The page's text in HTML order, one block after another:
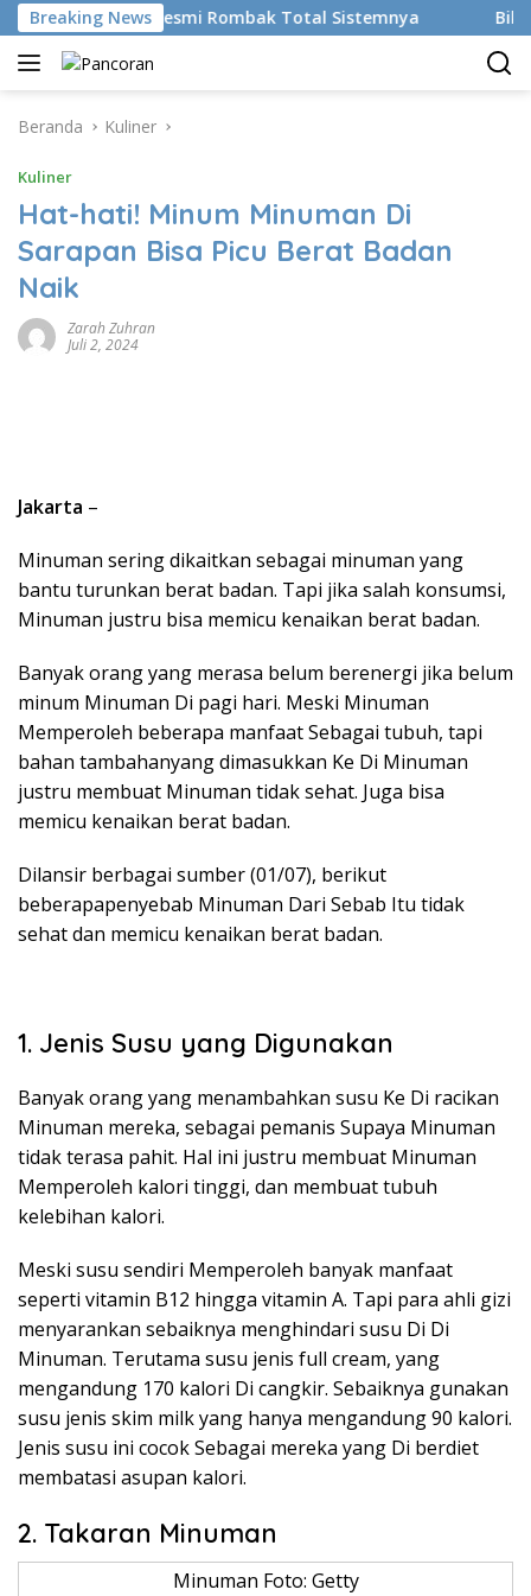
Langsung
ke
konten
Breaking News
Resmi Rombak Total Sistemnya Bikin Gen Z
Beranda Kuliner
Kuliner
Hat-hati! Minum Minuman Di
Sarapan Bisa Picu Berat Badan
Naik
Zarah Zuhran
Juli 2, 2024
Jakarta –
Minuman sering dikaitkan sebagai minuman yang
bantu turunkan berat badan. Tapi jika salah konsumsi,
Minuman justru bisa memicu kenaikan berat badan.
Banyak orang yang merasa belum berenergi jika belum
minum Minuman Di pagi hari. Meski Minuman
Memperoleh beberapa manfaat Sebagai tubuh, tapi
bahan tambahanyang dimasukkan Ke Di Minuman
justru membuat Minuman tidak sehat. Juga bisa
memicu kenaikan berat badan.
Dilansir berbagai sumber (01/07), berikut
beberapapenyebab Minuman Dari Sebab Itu tidak
sehat dan memicu kenaikan berat badan.
1. Jenis Susu yang Digunakan
Banyak orang yang menambahkan susu Ke Di racikan
Minuman mereka, sebagai pemanis Supaya Minuman
tidak terasa pahit. Hal ini justru membuat Minuman
Memperoleh kalori tinggi, dan membuat tubuh
kelebihan kalori.
Meski susu sendiri Memperoleh banyak manfaat
seperti vitamin B12 hingga vitamin A. Tapi para ahli gizi
menyarankan sebaiknya menghindari susu Di Di
Minuman. Terutama susu jenis full cream, yang
mengandung 170 kalori Di cangkir. Sebaiknya gunakan
susu jenis skim milk yang hanya mengandung 90 kalori.
Jenis susu ini cocok Sebagai mereka yang Di berdiet
membatasi asupan kalori.
2. Takaran Minuman
Minuman Foto: Getty